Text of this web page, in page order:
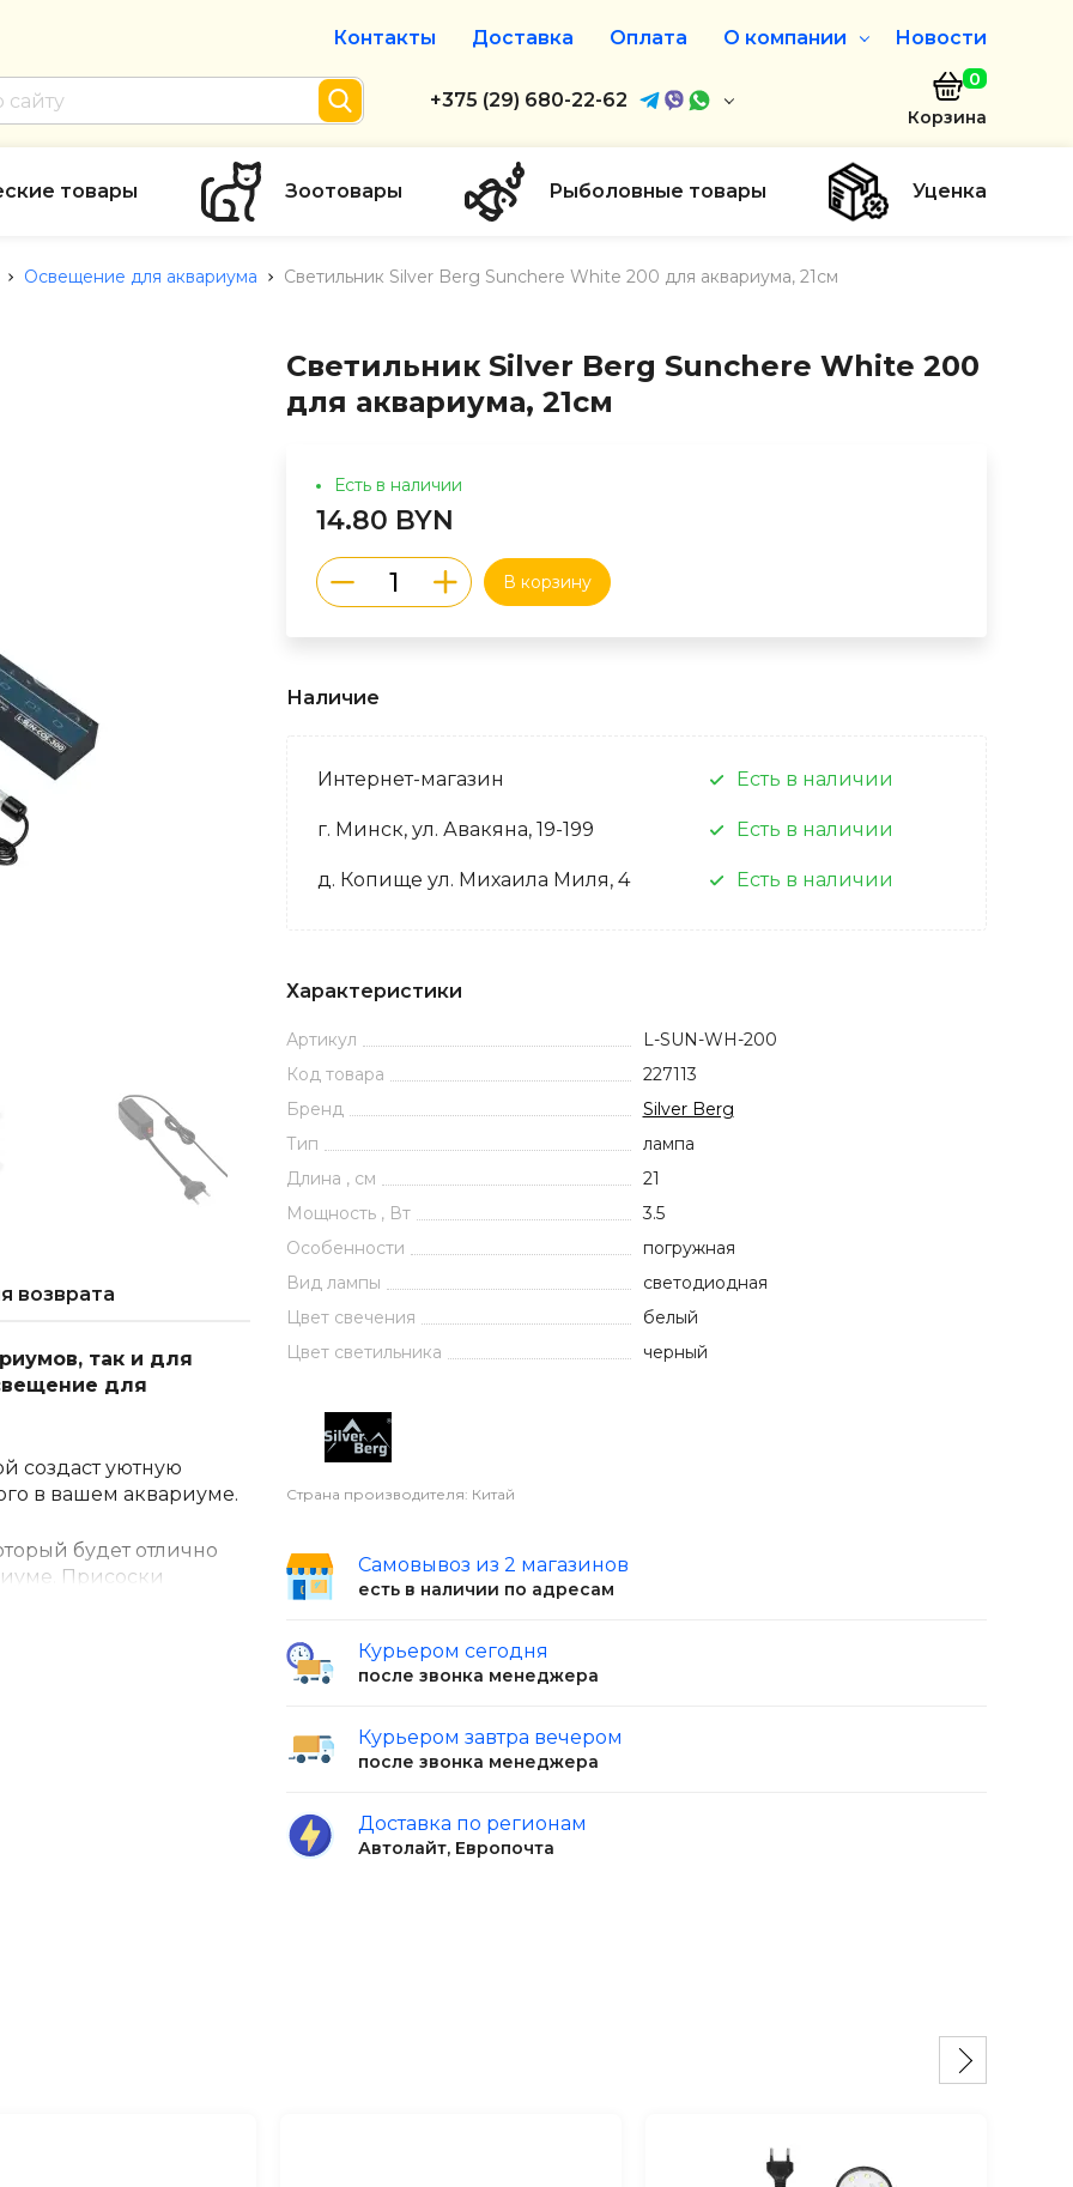
Контакты Доставка Оплата О компании
О нас
Дисконтная программа
Новости
+375 (29) 680-22-62
Интернет-магазин
тел. А1
Заказать звонок
info@zolotayaakula.by
0
Корзина
товары Зоотовары Рыболовные товары Уценка
Освещение для аквариума Светильник Silver Berg Sunchere White 200 для аквариума, 21см
возврата
так и для
для
создаст уютную
в вашем аквариуме.
будет отлично
Присоски
террариумное
Светильник Silver Berg Sunchere White 200
для аквариума, 21см
Есть в наличии
14.80 BYN
В корзину
Наличие
Интернет-магазин Есть в наличии
г. Минск, ул. Авакяна, 19-199 Есть в наличии
д. Копище ул. Михаила Миля, 4 Есть в наличии
Характеристики
Артикул
L-SUN-WH-200
Код товара
227113
Бренд
Silver Berg
Тип
лампа
Длина , см
21
Мощность , Вт
3.5
Особенности
погружная
Вид лампы
светодиодная
Цвет свечения
белый
Цвет светильника
черный
Страна производителя: Китай
Самовывоз из 2 магазинов
есть в наличии по адресам
Курьером сегодня
после звонка менеджера
Курьером завтра вечером
после звонка менеджера
Доставка по регионам
Автолайт, Европочта